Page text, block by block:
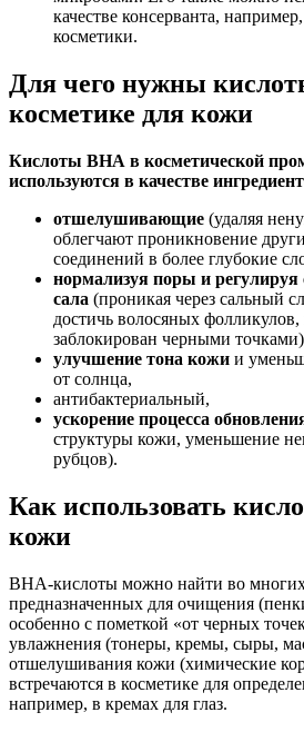
качестве консерванта,
косметики.
Для чего нужны
косметике для кожи
Кислоты BHA в косметической
используются в качестве
отшелушивающие (удаляя
облегчают проникновение
соединений в более глубокие
нормализуя поры и
сала (проникая через сальный
достичь волосяных
заблокирован черными
улучшение тона кожи и
от солнца,
антибактериальный,
ускорение процесса
структуры кожи, уменьшение
рубцов).
Как использовать
кожи
ВНА-кислоты можно найти во многих
предназначенных для очищения
особенно с пометкой «от черных
увлажнения (тонеры, кремы, сыры,
отшелушивания кожи (химические
встречаются в косметике для
например, в кремах для глаз.